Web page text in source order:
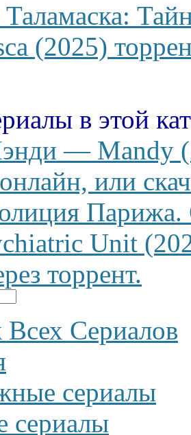
Таламаска:
(2025)
в этой
— Mandy
или
Unit
торрент.
Сериалов
сериалы
сериалы